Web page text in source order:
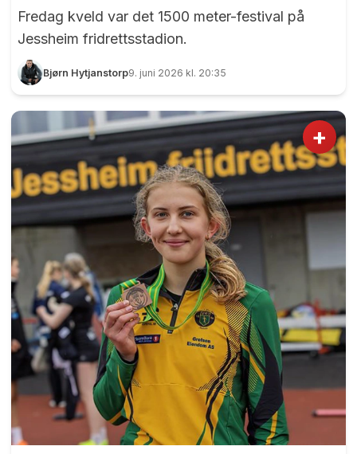
Fredag kveld var det 1500 meter-festival på
Jessheim fridrettsstadion.
Bjørn Hytjanstorp9. juni 2026 kl. 20:35
+